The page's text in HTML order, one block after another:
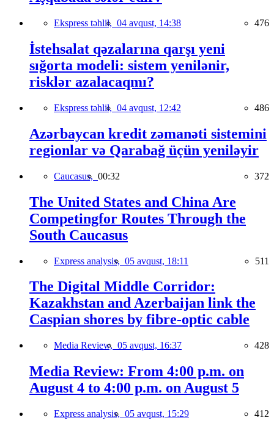
Ekspress təhlil, 04 avqust, 14:38 476
İstehsalat qəzalarına qarşı yeni
sığorta modeli: sistem yenilənir,
risklər azalacaqmı?
Ekspress təhlil, 04 avqust, 12:42 486
Azərbaycan kredit zəmanəti sistemini
regionlar və Qarabağ üçün yeniləyir
Caucasus, 00:32 372
The United States and China Are
Competingfor Routes Through the
South Caucasus
Express analysis, 05 avqust, 18:11 511
The Digital Middle Corridor:
Kazakhstan and Azerbaijan link the
Caspian shores by fibre-optic cable
Media Review, 05 avqust, 16:37 428
Media Review: From 4:00 p.m. on
August 4 to 4:00 p.m. on August 5
Express analysis, 05 avqust, 15:29 412